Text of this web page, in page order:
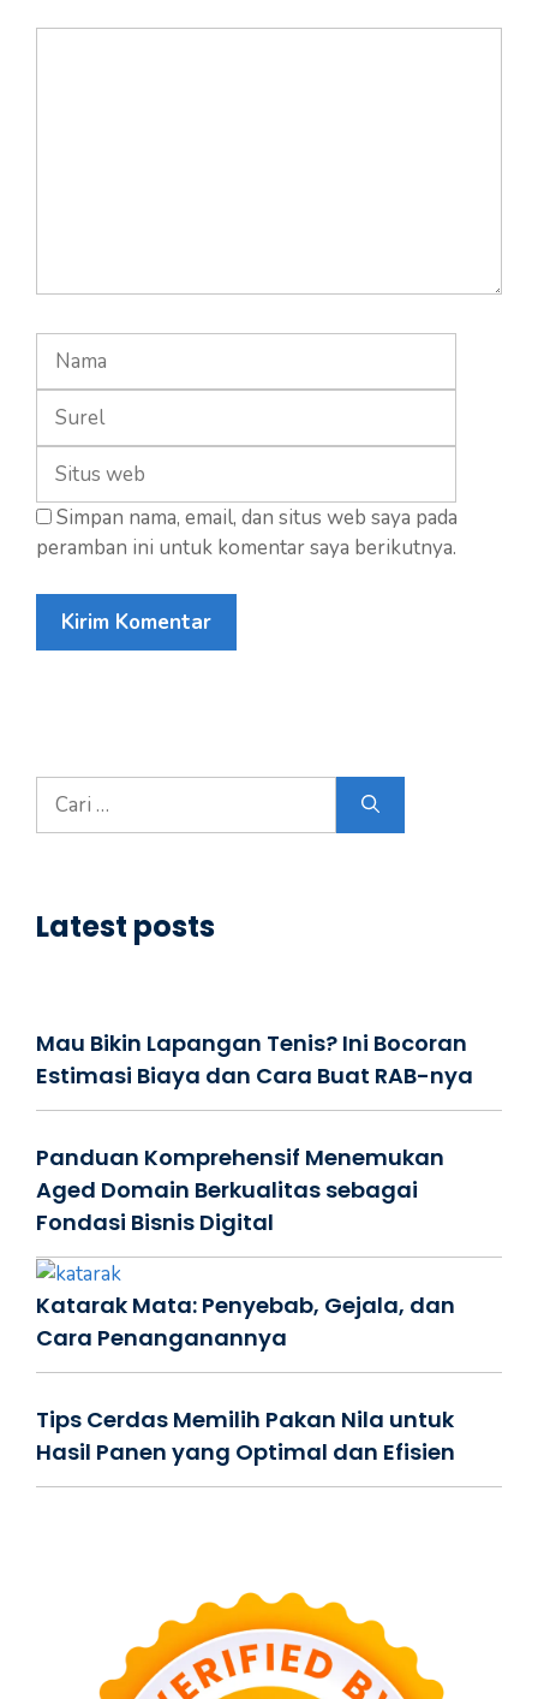
Nama
Simpan nama, email, dan situs web saya pada
peramban ini untuk komentar saya berikutnya.
Cari
untuk:
Latest posts
Mau Bikin Lapangan Tenis? Ini Bocoran
Estimasi Biaya dan Cara Buat RAB-nya
Panduan Komprehensif Menemukan
Aged Domain Berkualitas sebagai
Fondasi Bisnis Digital
Katarak Mata: Penyebab, Gejala, dan
Cara Penanganannya
Tips Cerdas Memilih Pakan Nila untuk
Hasil Panen yang Optimal dan Efisien